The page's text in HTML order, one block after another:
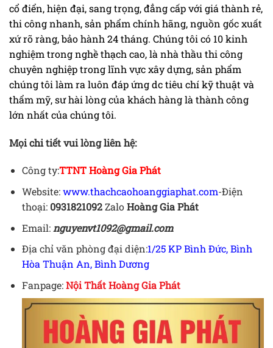
cổ điển, hiện đại, sang trọng, đẳng cấp với giá thành rẻ,
thi công nhanh, sản phẩm chính hãng, nguồn gốc xuất
xứ rõ ràng, bảo hành 24 tháng. Chúng tôi có 10 kinh
nghiệm trong nghề thạch cao, là nhà thầu thi công
chuyên nghiệp trong lĩnh vực xây dựng, sản phẩm
chúng tôi làm ra luôn đáp ứng dc tiêu chí kỹ thuật và
thẩm mỹ, sư hài lòng của khách hàng là thành công
lớn nhất của chúng tôi.
Mọi chi tiết vui lòng liên hệ:
Công ty:TTNT Hoàng Gia Phát
Website: www.thachcaohoanggiaphat.com-Điện
thoại: 0931821092ZaloHoàng Gia Phát
Email: nguyenvt1092@gmail.com
Địa chỉ văn phòng đại diện:1/25 KP Bình Đức, Bình
Hòa Thuận An, Bình Dương
Fanpage:Nội Thất Hoàng Gia Phát